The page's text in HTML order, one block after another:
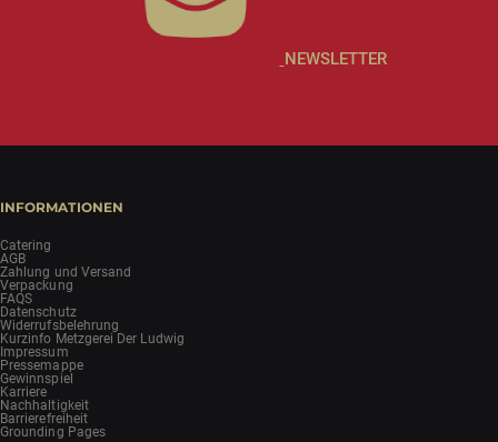
NEWSLETTER
INFORMATIONEN
Catering
AGB
Zahlung und Versand
Verpackung
FAQS
Datenschutz
Widerrufsbelehrung
Kurzinfo Metzgerei Der Ludwig
Impressum
Pressemappe
Gewinnspiel
Karriere
Nachhaltigkeit
Barrierefreiheit
Grounding Pages